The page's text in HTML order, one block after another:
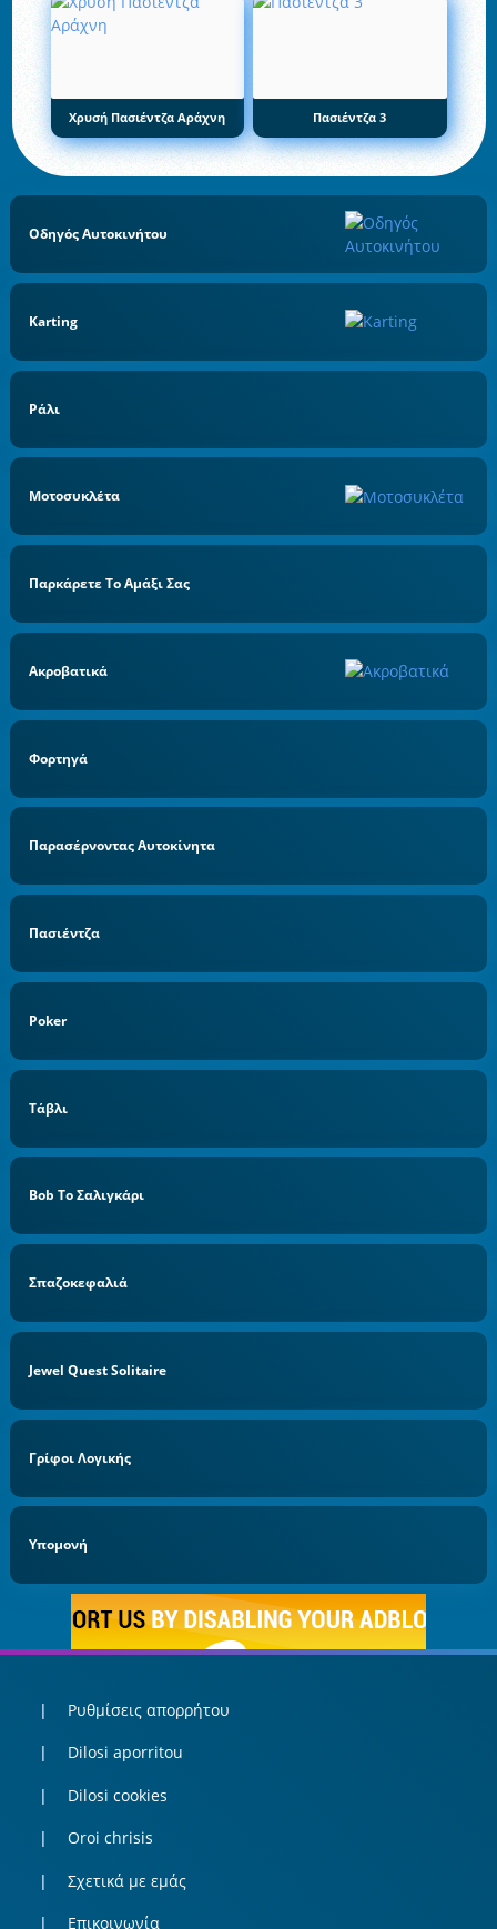
Χρυσή Πασιέντζα Αράχνη Πασιέντζα 3
Οδηγός Αυτοκινήτου
Karting
Ράλι
Μοτοσυκλέτα
Παρκάρετε Το Αμάξι Σας
Ακροβατικά
Φορτηγά
Παρασέρνοντας Αυτοκίνητα
Πασιέντζα
Poker
Τάβλι
Bob Το Σαλιγκάρι
Σπαζοκεφαλιά
Jewel Quest Solitaire
Γρίφοι Λογικής
Υπομονή
Ρυθμίσεις απορρήτου
Dilosi aporritou
Dilosi cookies
Oroi chrisis
Σχετικά με εμάς
Επικοινωνία